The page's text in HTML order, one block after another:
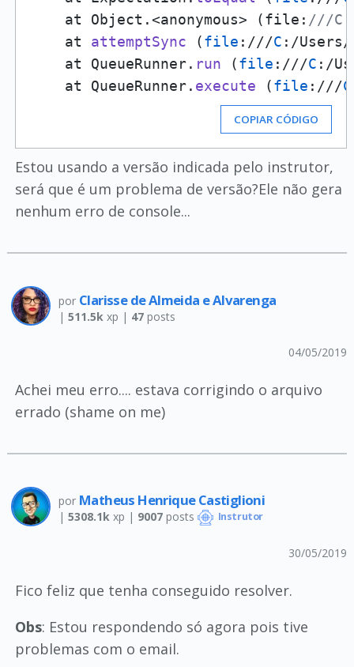
    at Object.<anonymous> (file:
///C:/
    at
attemptSync (file :///C :/
    at QueueRunner.
run (file :///C :/
    at QueueRunner.
execute (file :///C
COPIAR CÓDIGO
Estou usando a versão indicada pelo instrutor,
será que é um problema de versão?Ele não gera
nenhum erro de console...
por Clarisse de Almeida e Alvarenga
| 511.5kxp | 47posts
04/05/2019
Achei meu erro.... estava corrigindo o arquivo
errado (shame on me)
por Matheus Henrique Castiglioni
| 5308.1k xp | 9007posts Instrutor
30/05/2019
Fico feliz que tenha conseguido resolver.
Obs: Estou respondendo só agora pois tive
problemas com o email.